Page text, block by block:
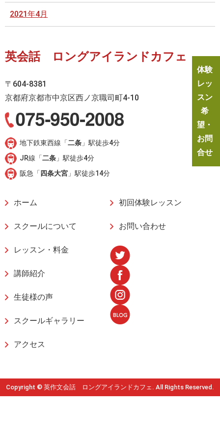
2021年4月
英会話 ロングアイランドカフェ
〒604-8381
京都府京都市中京区西ノ京職司町4-10
地下鉄東西線「二条 」駅徒歩4分
JR線「二条 」駅徒歩4分
阪急「 四条大宮 」駅徒歩14分
ホーム
スクールについて
レッスン・料金
講師紹介
生徒様の声
スクールギャラリー
アクセス
初回体験レッスン
お問い合わせ
体験
レッ
スン
希
望・
お問
合せ
Copyright © 英作文会話 ロングアイランドカフェ. All Rights Reserved.